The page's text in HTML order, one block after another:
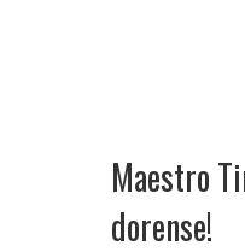
Maestro
dorense!